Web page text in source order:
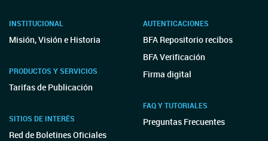
INSTITUCIONAL
Misión, Visión e Historia
PRODUCTOS Y SERVICIOS
Tarifas de Publicación
SITIOS DE INTERÉS
Red de Boletines Oficiales
AUTENTICACIONES
BFA Repositorio recibos
BFA Verificación
Firma digital
FAQ Y TUTORIALES
Preguntas Frecuentes